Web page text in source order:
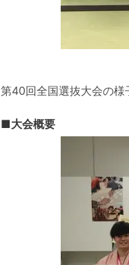
第40回全国選抜大会の様
■大会概要